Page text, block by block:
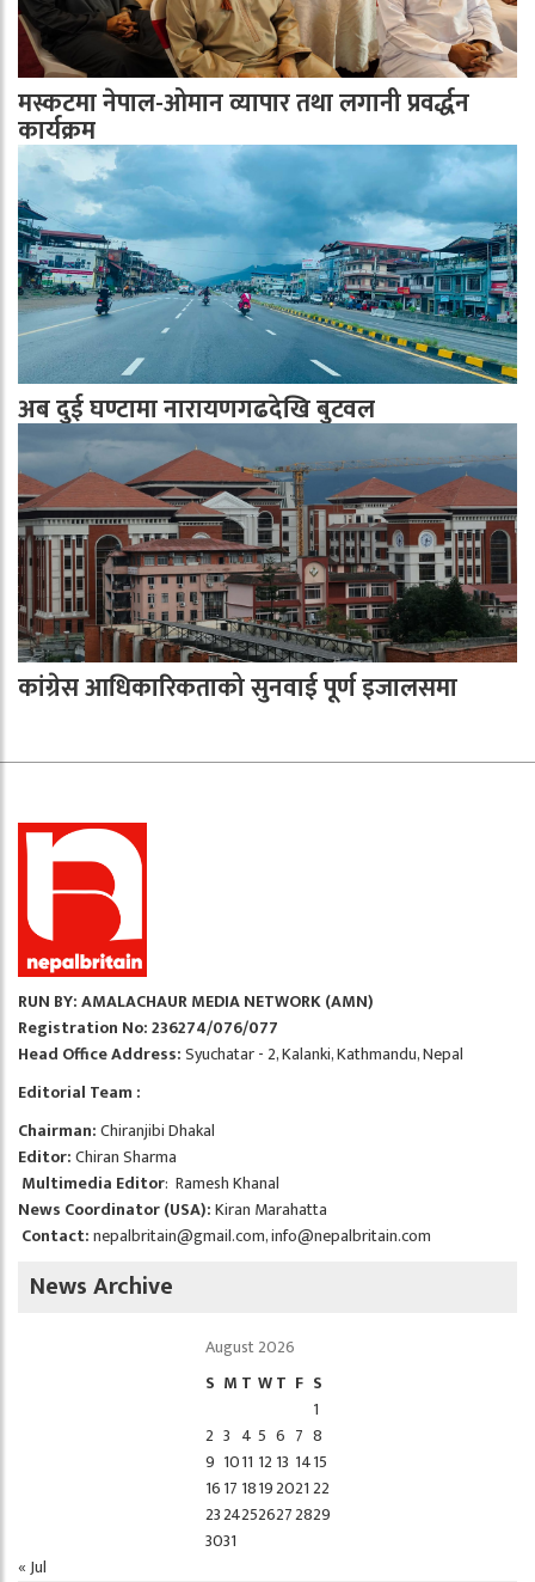
मस्कटमा नेपाल-ओमान व्यापार तथा लगानी प्रवर्द्धन
कार्यक्रम
अब दुई घण्टामा नारायणगढदेखि बुटवल
कांग्रेस आधिकारिकताको सुनवाई पूर्ण इजालसमा
RUN BY: AMALACHAUR MEDIA NETWORK (AMN)
Registration No: 236274/076/077
Head Office Address:Syuchatar - 2, Kalanki, Kathmandu, Nepal
Editorial Team :
Chairman:Chiranjibi Dhakal
Editor:Chiran Sharma
Multimedia Editor: Ramesh Khanal
News Coordinator (USA):Kiran Marahatta
Contact:nepalbritain@gmail.com,info@nepalbritain.com
News Archive
August 2026
S M T WT F S
1
2 3 4 5 6 7 8
9 1011 12 13 1415
1617 1819202122
23242526272829
3031
« Jul